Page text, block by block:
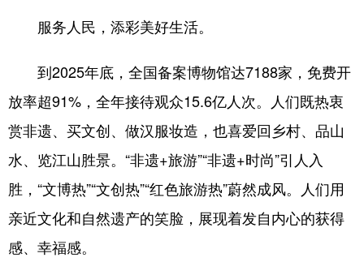
服务人民，添彩美好生活。
到2025年底，全国备案博物馆达7188家，免费开
放率超91%，全年接待观众15.6亿人次。人们既热衷
赏非遗、买文创、做汉服妆造，也喜爱回乡村、品山
水、览江山胜景。“非遗+旅游”“非遗+时尚”引人入
胜，“文博热”“文创热”“红色旅游热”蔚然成风。人们用
亲近文化和自然遗产的笑脸，展现着发自内心的获得
感、幸福感。